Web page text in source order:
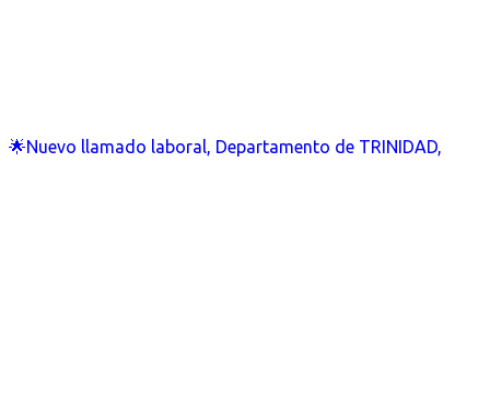
🌟Nuevo llamado laboral, Departamento de TRINIDAD,